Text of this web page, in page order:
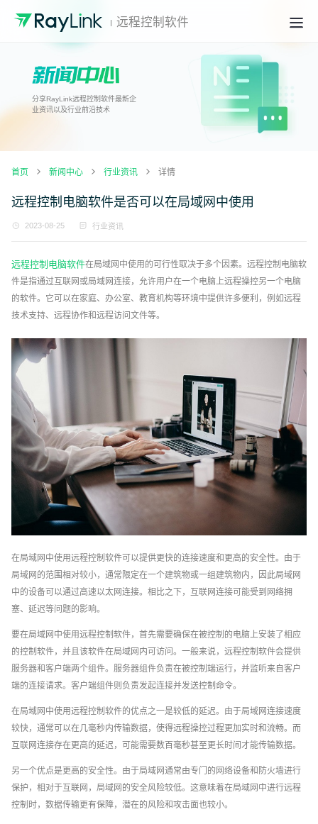
远程控制软件
分享RayLink远程控制软件最新企
业资讯以及行业前沿技术
首页 新闻中心 行业资讯 详情
远程控制电脑软件是否可以在局域网中使用
2023-08-25 行业资讯
远程控制电脑软件在局域网中使用的可行性取决于多个因素。远程控制电脑软
件是指通过互联网或局域网连接，允许用户在一个电脑上远程操控另一个电脑
的软件。它可以在家庭、办公室、教育机构等环境中提供许多便利，例如远程
技术支持、远程协作和远程访问文件等。
在局域网中使用远程控制软件可以提供更快的连接速度和更高的安全性。由于
局域网的范围相对较小，通常限定在一个建筑物或一组建筑物内，因此局域网
中的设备可以通过高速以太网连接。相比之下，互联网连接可能受到网络拥
塞、延迟等问题的影响。
要在局域网中使用远程控制软件，首先需要确保在被控制的电脑上安装了相应
的控制软件，并且该软件在局域网内可访问。一般来说，远程控制软件会提供
服务器和客户端两个组件。服务器组件负责在被控制端运行，并监听来自客户
端的连接请求。客户端组件则负责发起连接并发送控制命令。
在局域网中使用远程控制软件的优点之一是较低的延迟。由于局域网连接速度
较快，通常可以在几毫秒内传输数据，使得远程操控过程更加实时和流畅。而
互联网连接存在更高的延迟，可能需要数百毫秒甚至更长时间才能传输数据。
另一个优点是更高的安全性。由于局域网通常由专门的网络设备和防火墙进行
保护，相对于互联网，局域网的安全风险较低。这意味着在局域网中进行远程
控制时，数据传输更有保障，潜在的风险和攻击面也较小。